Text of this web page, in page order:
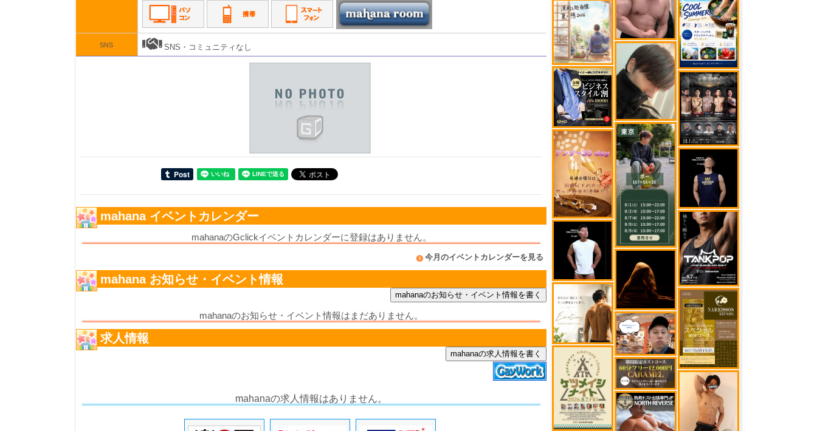
SNS SNS・コミュニティなし
mahana イベントカレンダー
mahanaのGclickイベントカレンダーに登録はありません。
今月のイベントカレンダーを見る
mahana お知らせ・イベント情報
mahanaのお知らせ・イベント情報はまだありません。
求人情報
mahanaの求人情報を書く
mahanaの求人情報はありません。